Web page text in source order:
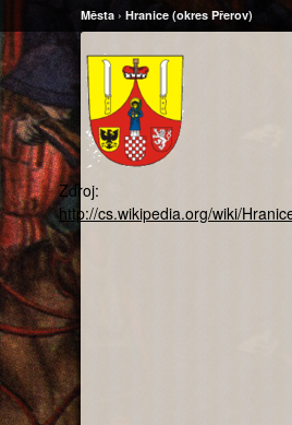
Města › Hranice (okres Přerov)
Zdroj:
http://cs.wikipedia.org/wiki/